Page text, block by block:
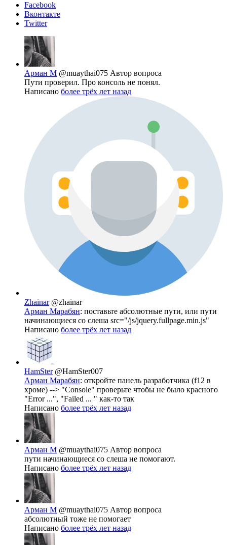
Facebook
Вконтакте
Twitter
Арман М @muaythai075 Автор вопроса
Пути проверил. Про консоль не понял.
Написано более трёх лет назад
Zhainar @zhainar
Арман Марабян: поставьте абсолютные пути, или пути
начинающиеся со слеша src="/js/jquery.fullpage.min.js"
Написано более трёх лет назад
HamSter @HamSter007
Арман Марабян: откройте панель разработчика (f12 в
хроме) --> "Console" проверьте чтобы не было красного
"Error ...", "Failed ... " как-то так
Написано более трёх лет назад
Арман М @muaythai075 Автор вопроса
пути начинающиеся со слеша не помогают.
Написано более трёх лет назад
Арман М @muaythai075 Автор вопроса
абсолютный тоже не помогает
Написано более трёх лет назад